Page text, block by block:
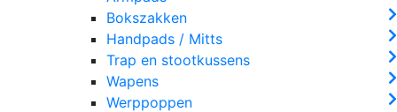
Bokszakken
Handpads / Mitts
Trap en stootkussens
Wapens
Werppoppen